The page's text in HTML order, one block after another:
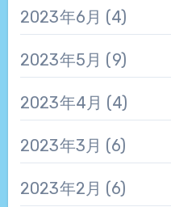
2023年6月 (4)
2023年5月 (9)
2023年4月 (4)
2023年3月 (6)
2023年2月 (6)